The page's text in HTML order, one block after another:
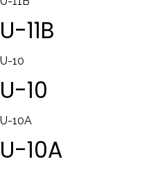
U-11B
U-10
U-10
U-10A
U-10A